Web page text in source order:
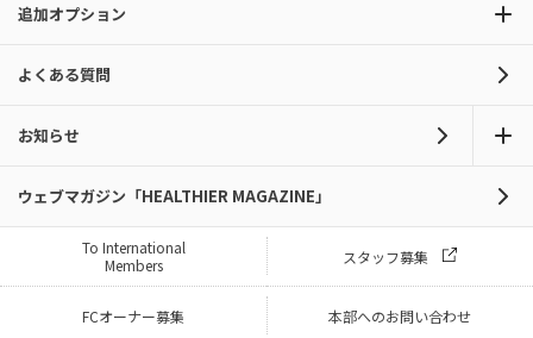
追加オプション
よくある質問
お知らせ
ウェブマガジン「HEALTHIER MAGAZINE」
To International
Members
スタッフ募集
FCオーナー募集 本部へのお問い合わせ